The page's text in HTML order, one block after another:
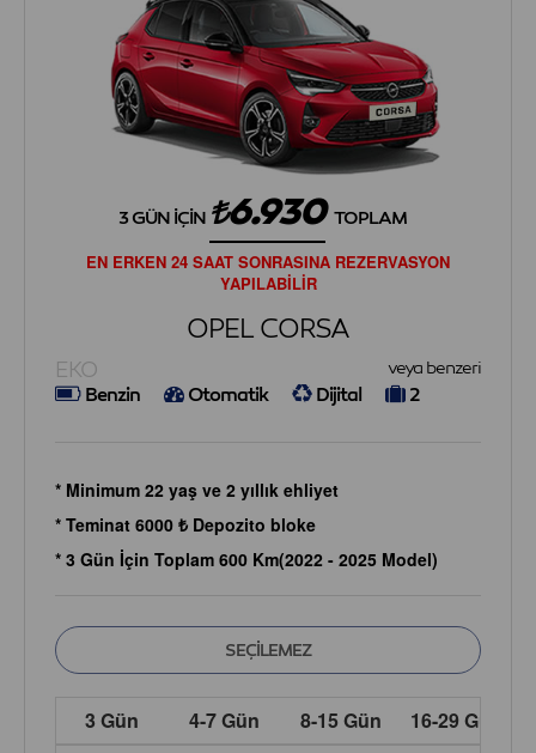
3 GÜN İÇIN 6.930 TOPLAM
EN ERKEN 24 SAAT SONRASINA REZERVASYON
YAPILABİLİR
OPEL CORSA
EKO veya benzeri
Benzin Otomatik Dijital 2
* Minimum 22 yaş ve 2 yıllık ehliyet
* Teminat 6000 ₺ Depozito bloke
* 3 Gün İçin Toplam 600 Km(2022 - 2025 Model)
3 Gün 4-7 Gün 8-15 Gün 16-29 Gün